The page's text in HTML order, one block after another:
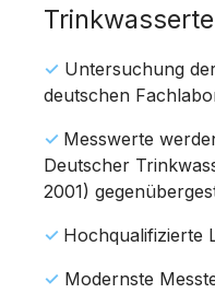
✓ Untersuchung
deutschen
✓ Messwerte
Deutscher
2001)
✓ Hochqualifizierte
✓ Modernste